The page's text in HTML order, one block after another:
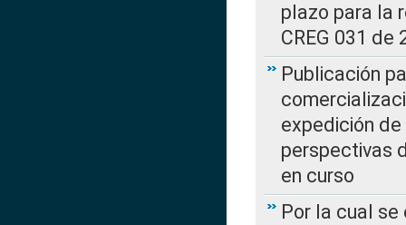
plazo para la
CREG 031 de
Publicación
expedición de
perspectivas
en curso
Por la cual